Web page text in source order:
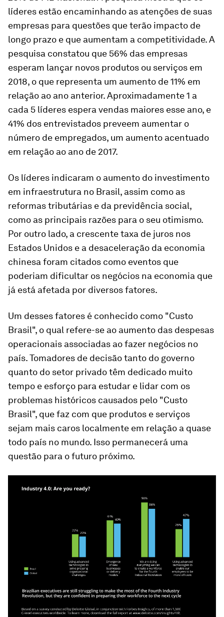
líderes estão encaminhando as atenções de suas
empresas para questões que terão impacto de
longo prazo e que aumentam a competitividade. A
pesquisa constatou que 56% das empresas
esperam lançar novos produtos ou serviços em
2018, o que representa um aumento de 11% em
relação ao ano anterior. Aproximadamente 1 a
cada 5 líderes espera vendas maiores esse ano, e
41% dos entrevistados preveem aumentar o
número de empregados, um aumento acentuado
em relação ao ano de 2017.
Os líderes indicaram o aumento do investimento
em infraestrutura no Brasil, assim como as
reformas tributárias e da previdência social,
como as principais razões para o seu otimismo.
Por outro lado, a crescente taxa de juros nos
Estados Unidos e a desaceleração da economia
chinesa foram citados como eventos que
poderiam dificultar os negócios na economia que
já está afetada por diversos fatores.
Um desses fatores é conhecido como "Custo
Brasil", o qual refere-se ao aumento das despesas
operacionais associadas ao fazer negócios no
país. Tomadores de decisão tanto do governo
quanto do setor privado têm dedicado muito
tempo e esforço para estudar e lidar com os
problemas históricos causados pelo "Custo
Brasil", que faz com que produtos e serviços
sejam mais caros localmente em relação a quase
todo país no mundo. Isso permanecerá uma
questão para o futuro próximo.